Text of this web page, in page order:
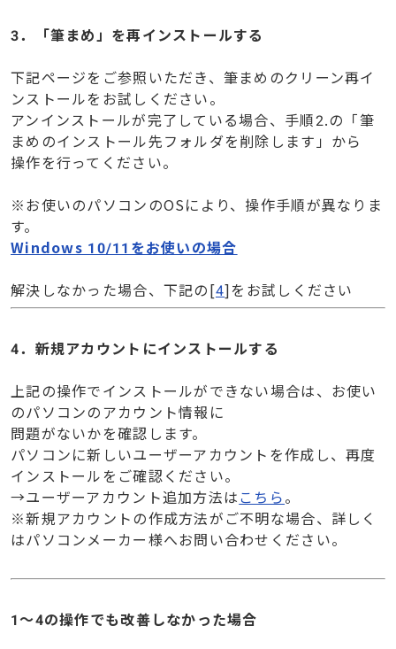
3．「筆まめ」を再インストールする
下記ページをご参照いただき、筆まめのクリーン再イ
ンストールをお試しください。
アンインストールが完了している場合、手順2.の「筆
まめのインストール先フォルダを削除します」から
操作を行ってください。
※お使いのパソコンのOSにより、操作手順が異なりま
す。
Windows 10/11をお使いの場合
解決しなかった場合、下記の[4]をお試しください
4．新規アカウントにインストールする
上記の操作でインストールができない場合は、お使い
のパソコンのアカウント情報に
問題がないかを確認します。
パソコンに新しいユーザーアカウントを作成し、再度
インストールをご確認ください。
→ユーザーアカウント追加方法は こちら。
※新規アカウントの作成方法がご不明な場合、詳しく
はパソコンメーカー様へお問い合わせください。
1～4の操作でも改善しなかった場合